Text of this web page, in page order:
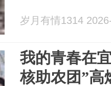
岁月有情1314
我的青春在
核助农团”高